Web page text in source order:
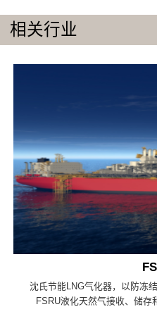
相关行业
沈氏节能LNG气化器，以防冻
FSRU液化天然气接收、储存